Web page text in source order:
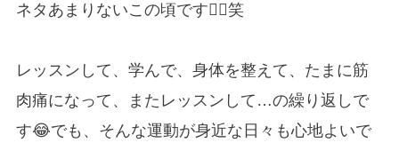
ネタあまりないこの頃です🤦‍♀️笑
レッスンして、学んで、身体を整えて、たまに筋
肉痛になって、またレッスンして…の繰り返しで
す😂でも、そんな運動が身近な日々も心地よいで